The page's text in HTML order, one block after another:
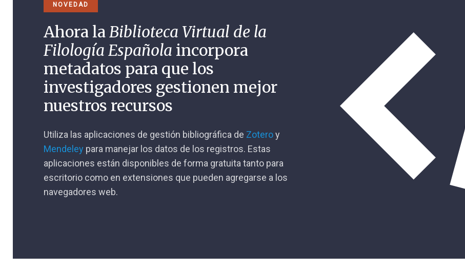
NOVEDAD
Ahora laBiblioteca Virtual de la
Filología Española incorpora
metadatos para que los
investigadores gestionen mejor
nuestros recursos
Utiliza las aplicaciones de gestión bibliográfica de Zoteroy
Mendeley para manejar los datos de los registros. Estas
aplicaciones están disponibles de forma gratuita tanto para
escritorio como en extensiones que pueden agregarse a los
navegadores web.